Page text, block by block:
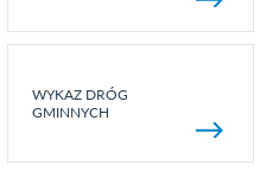
WYKAZ DRÓG
GMINNYCH